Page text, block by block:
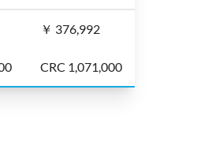
￥ 376,992
CRC 1,071,000